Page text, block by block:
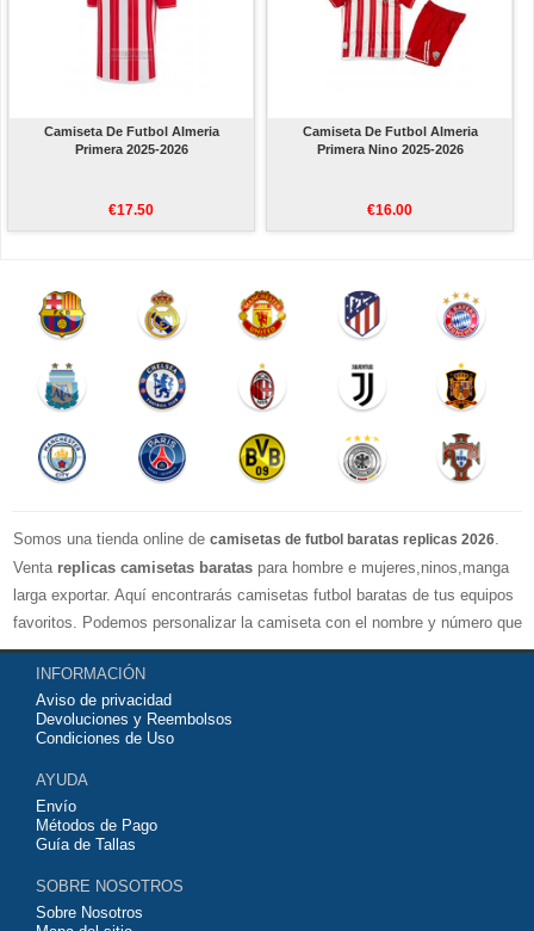
Camiseta De Futbol Almeria
Primera 2025-2026
€17.50
Camiseta De Futbol Almeria
Primera Nino 2025-2026
€16.00
Somos una tienda online de camisetas de futbol baratas replicas 2026.
Venta replicas camisetas baratas para hombre e mujeres,ninos,manga
larga exportar. Aquí encontrarás camisetas futbol baratas de tus equipos
favoritos. Podemos personalizar la camiseta con el nombre y número que
quieras. Nuestrascamisetas de futbol replicasson de máxima calidad
tailandesa por lo que estamos convencidos que quedarás muy satisfecho
con ella. Estas camisetas tienen un tejido transpirable por lo que te
servirán para jugar al fútbol o simplemente para animar a tu equipo
contáctanos y haremos lo posible para conseguirtela lo más barata
posible.
INFORMACIÓN
Aviso de privacidad
Devoluciones y Reembolsos
Condiciones de Uso
AYUDA
Envío
Métodos de Pago
Guía de Tallas
SOBRE NOSOTROS
Sobre Nosotros